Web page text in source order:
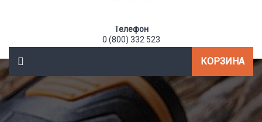
Телефон
0 (800) 332 523
КОРЗИНА